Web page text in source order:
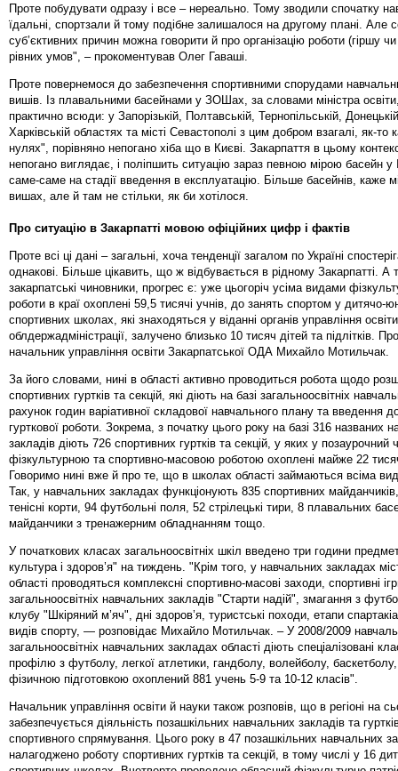
Проте побудувати одразу і все – нереально. Тому зводили спочатку
їдальні, спортзали й тому подібне залишалося на другому плані. Але
суб’єктивних причин можна говорити й про організацію роботи (гіршу
рівних умов", – прокоментував Олег Гаваші.
Проте повернемося до забезпечення спортивними спорудами
вишів. Із плавальними басейнами у ЗОШах, за словами міністра
практично всюди: у Запорізькій, Полтавській, Тернопільській,
Харківській областях та місті Севастополі з цим добром взагалі, як-то
нулях", порівняно непогано хіба що в Києві. Закарпаття в цьому
непогано виглядає, і поліпшить ситуацію зараз певною мірою басейн у
саме-саме на стадії введення в експлуатацію. Більше басейнів, каже
вишах, але й там не стільки, як би хотілося.
Про ситуацію в Закарпатті мовою офіційних цифр і фактів
Проте всі ці дані – загальні, хоча тенденції загалом по Україні
однакові. Більше цікавить, що ж відбувається в рідному Закарпатті. А
закарпатські чиновники, прогрес є: уже цьогоріч усіма видами
роботи в краї охоплені 59,5 тисячі учнів, до занять спортом у дитячо-
спортивних школах, які знаходяться у віданні органів управління
облдержадміністрації, залучено близько 10 тисяч дітей та підлітків.
начальник управління освіти Закарпатської ОДА Михайло Мотильчак.
За його словами, нині в області активно проводиться робота щодо
спортивних гуртків та секцій, які діють на базі загальноосвітніх
рахунок годин варіативної складової навчального плану та введення
гурткової роботи. Зокрема, з початку цього року на базі 316 названих
закладів діють 726 спортивних гуртків та секцій, у яких у позаурочний
фізкультурною та спортивно-масовою роботою охоплені майже 22
Говоримо нині вже й про те, що в школах області займаються всіма
Так, у навчальних закладах функціонують 835 спортивних
тенісні корти, 94 футбольні поля, 52 стрілецькі тири, 8 плавальних
майданчики з тренажерним обладнанням тощо.
У початкових класах загальноосвітніх шкіл введено три години
культура і здоров’я" на тиждень. "Крім того, у навчальних закладах
області проводяться комплексні спортивно-масові заходи, спортивні
загальноосвітніх навчальних закладів "Старти надій", змагання з
клубу "Шкіряний м’яч", дні здоров’я, туристські походи, етапи
видів спорту, — розповідає Михайло Мотильчак. – У 2008/2009
загальноосвітніх навчальних закладах області діють спеціалізовані
профілю з футболу, легкої атлетики, гандболу, волейболу,
фізичною підготовкою охоплений 881 учень 5-9 та 10-12 класів".
Начальник управління освіти й науки також розповів, що в регіоні на
забезпечується діяльність позашкільних навчальних закладів та
спортивного спрямування. Цього року в 47 позашкільних навчальних
налагоджено роботу спортивних гуртків та секцій, в тому числі у 16